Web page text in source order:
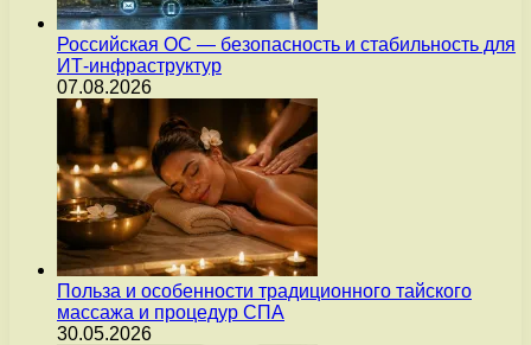
Российская ОС — безопасность и стабильность для
ИТ-инфраструктур
07.08.2026
Польза и особенности традиционного тайского
массажа и процедур СПА
30.05.2026